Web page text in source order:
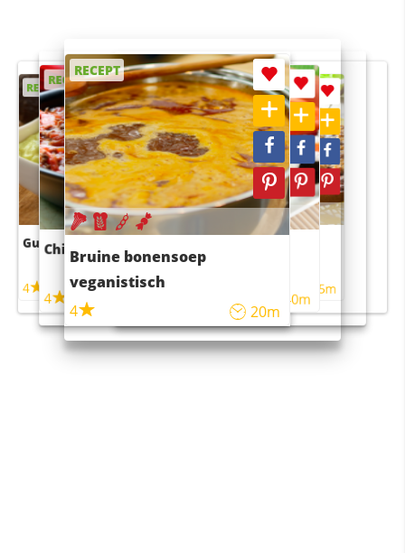
RECEPT
Guacamole
4
RECEPT
Chili con carne
4 45m
RECEPT
Bruine bonensoep
veganistisch
4
20m
RECEPT
Sushi rijstsalade
maaltijdsalade
40m
RECEPT
4 55m